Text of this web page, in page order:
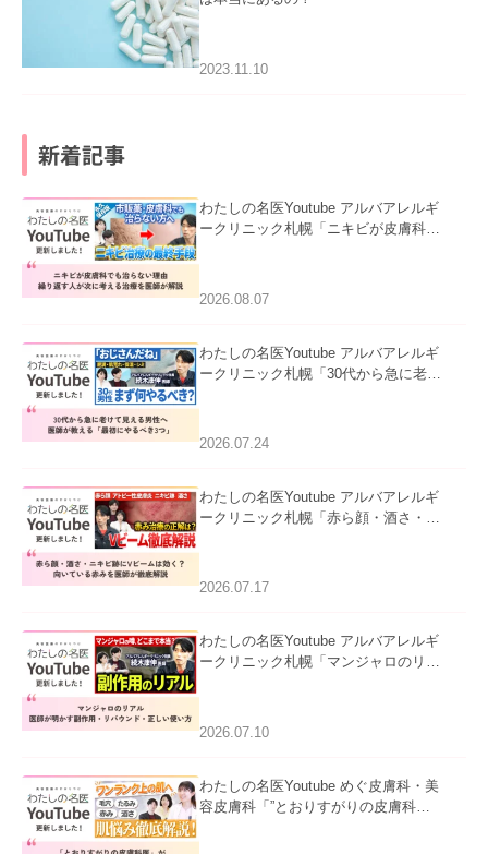
2023.11.10
新着記事
わたしの名医Youtube アルバアレルギ
ークリニック札幌「ニキビが皮膚科で
ました。
2026.08.07
わたしの名医Youtube アルバアレルギ
ークリニック札幌「30代から急に老け
た。
2026.07.24
わたしの名医Youtube アルバアレルギ
ークリニック札幌「赤ら顔・酒さ・ニ
ました。
2026.07.17
わたしの名医Youtube アルバアレルギ
ークリニック札幌「マンジャロのリア
た。
2026.07.10
わたしの名医Youtube めぐ皮膚科・美
容皮膚科「”とおりすがりの皮膚科